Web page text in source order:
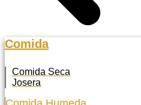
Comida
Comida Seca
Josera